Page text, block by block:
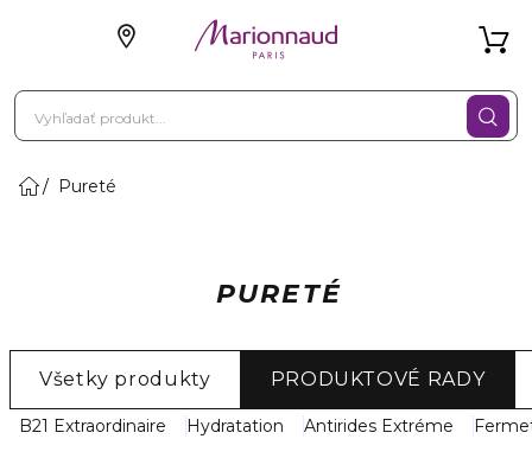
Pureté
PURETÉ
Všetky produkty PRODUKTOVÉ RADY
B21 Extraordinaire Hydratation Antirides Extréme